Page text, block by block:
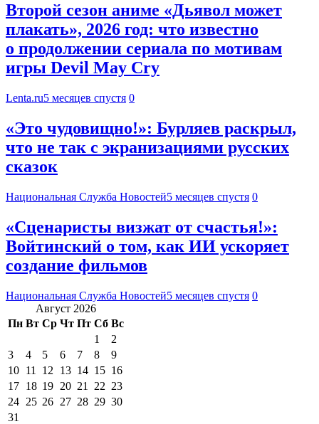
Второй сезон аниме «Дьявол может
плакать», 2026 год: что известно
о продолжении сериала по мотивам
игры Devil May Cry
Lenta.ru5 месяцев спустя 0
«Это чудовищно!»: Бурляев раскрыл,
что не так с экранизациями русских
сказок
Национальная Служба Новостей5 месяцев спустя 0
«Сценаристы визжат от счастья!»:
Войтинский о том, как ИИ ускоряет
создание фильмов
Национальная Служба Новостей5 месяцев спустя 0
Август 2026
Пн Вт Ср Чт Пт Сб Вс
1
2
3
4 5 6 7 8
9
10 11 12 13 14 15 16
17 18 19 20 21 22 23
24 25 26 27 28 29 30
31